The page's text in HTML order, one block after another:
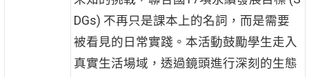
DGs) 不再只是課本上的名詞，而是需要
被看見的日常實踐。本活動鼓勵學生走入
真實生活場域，透過鏡頭進行深刻的生態